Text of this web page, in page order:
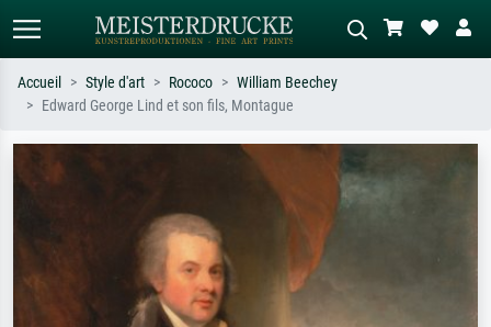
Recherchez par artiste, titre ou style –
abstrait avec beaucoup de rouge,
tableau sombre, nu debout près d'un
Accueil Style d'art Rococo
William Beechey
Edward George Lind et son fils, Montague